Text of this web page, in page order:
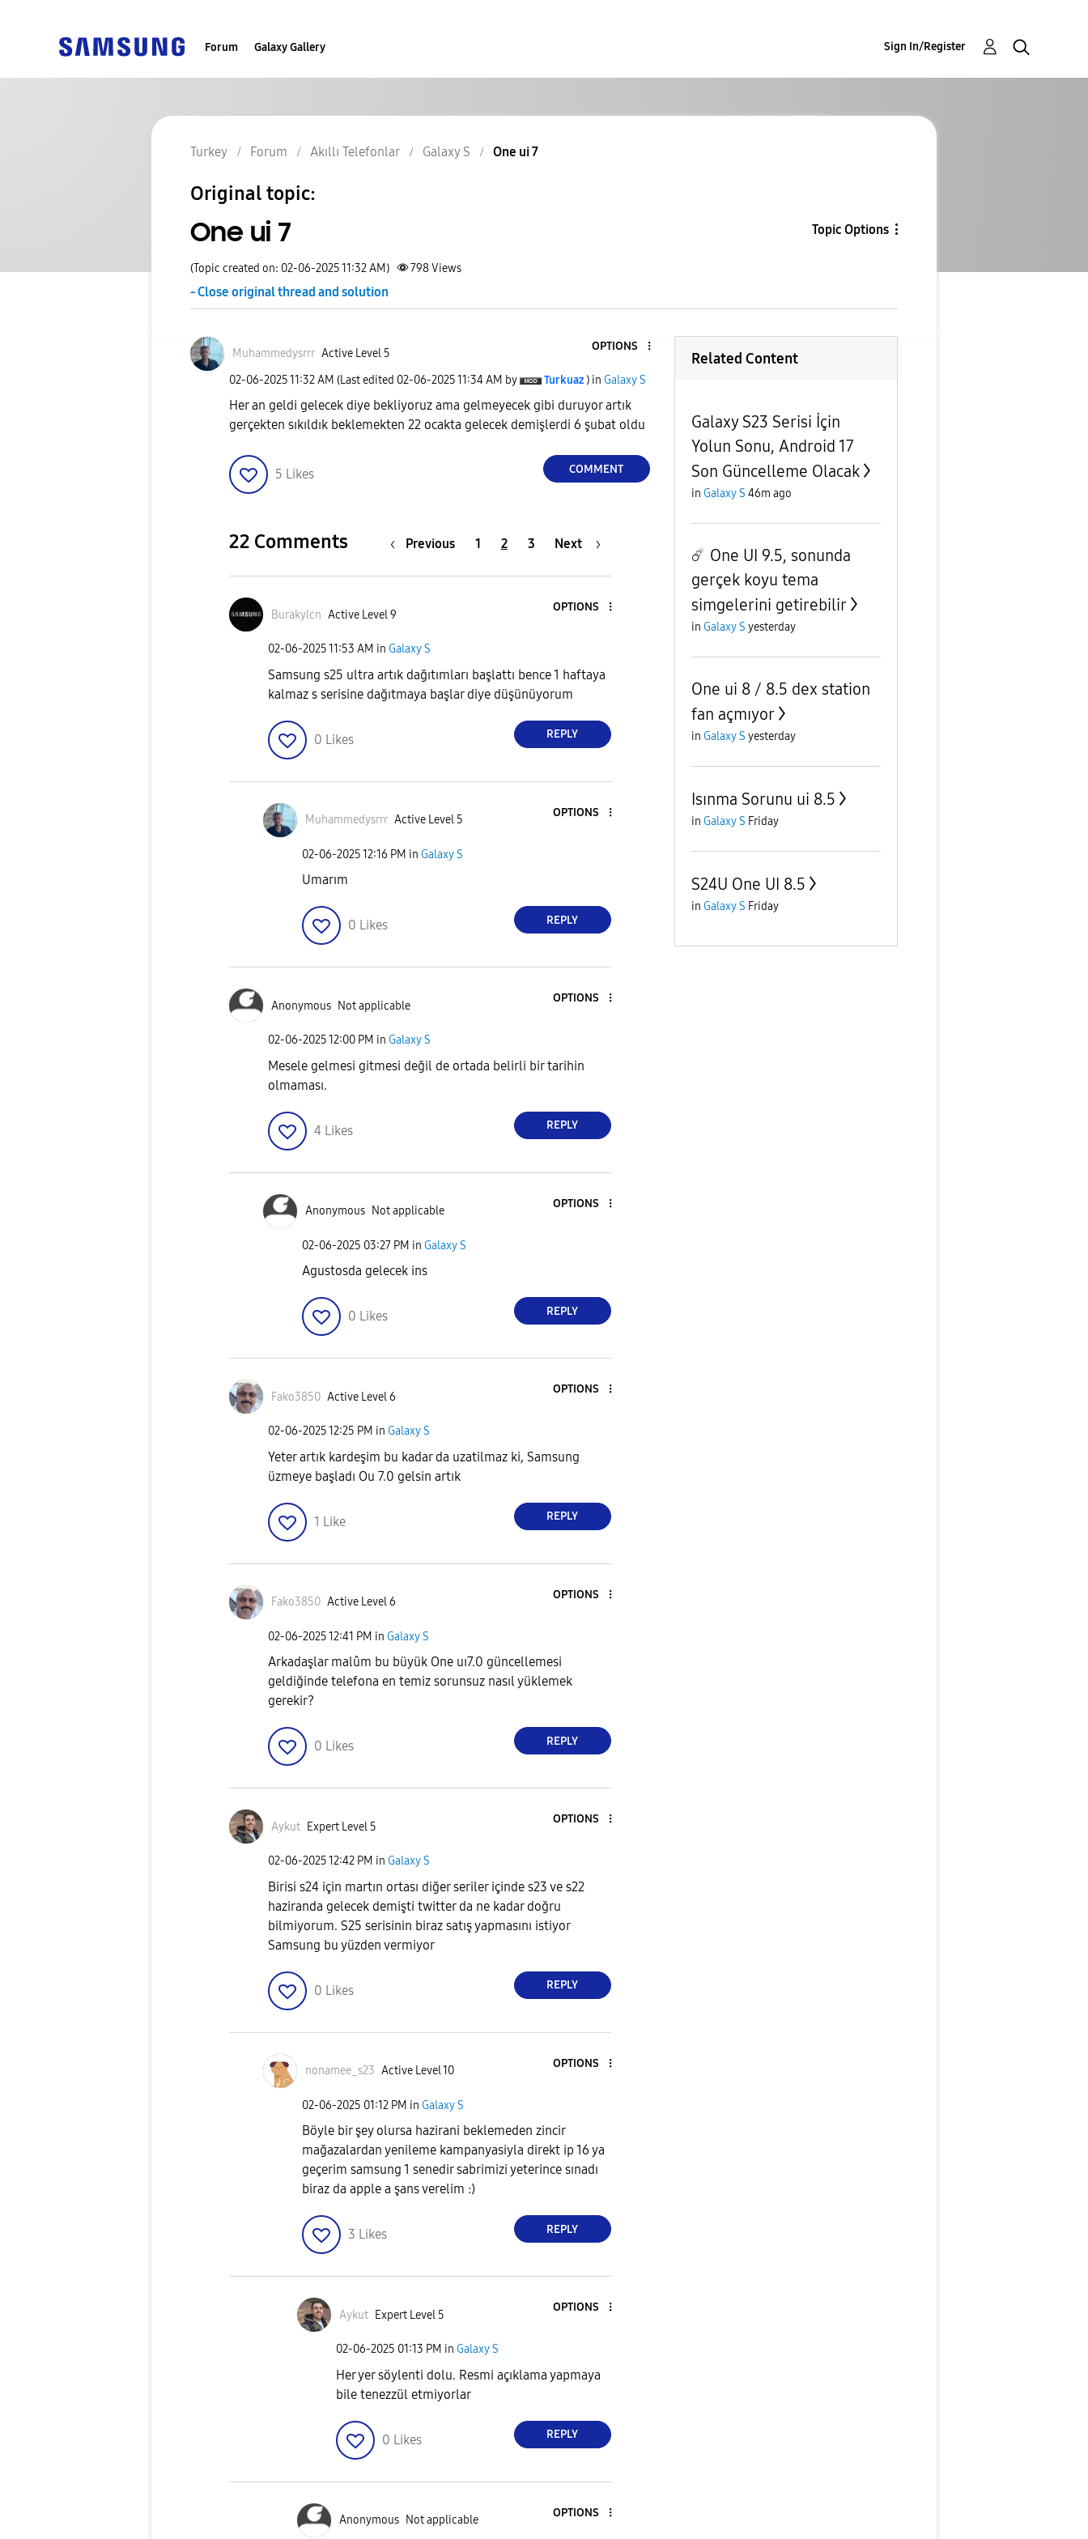
Forum Galaxy Gallery Sign In/Register
Turkey Forum Akıllı Telefonlar Galaxy S One ui 7
Original topic:
One ui 7 Topic Options
(Topic created on: 02-06-2025 11:32 AM) 798Views
- Close original thread and solution
Muhammedysrrr Active Level 5
OPTIONS
‎02-06-202511:32 AM (Last edited ‎02-06-202511:34 AM by Turkuaz ) in Galaxy S
Her an geldi gelecek diye bekliyoruz ama gelmeyecek gibi duruyor artık
gerçekten sıkıldık beklemekten 22 ocakta gelecek demişlerdi 6 şubat oldu
5 Likes COMMENT
22 Comments Previous 1 2 3 Next
Burakylcn Active Level 9
OPTIONS
‎02-06-202511:53 AM in Galaxy S
Samsung s25 ultra artık dağıtımları başlattı bence 1 haftaya
kalmaz s serisine dağıtmaya başlar diye düşünüyorum
0 Likes REPLY
Muhammedysrrr Active Level 5
OPTIONS
‎02-06-202512:16 PM in Galaxy S
Umarım
0 Likes REPLY
Anonymous Not applicable
OPTIONS
‎02-06-202512:00 PM in Galaxy S
Mesele gelmesi gitmesi değil de ortada belirli bir tarihin
olmaması.
4 Likes REPLY
Anonymous Not applicable
OPTIONS
‎02-06-2025 03:27 PM in Galaxy S
Agustosda gelecek ins
0 Likes REPLY
Fako3850 Active Level 6
OPTIONS
‎02-06-202512:25 PM in Galaxy S
Yeter artık kardeşim bu kadar da uzatilmaz ki, Samsung
üzmeye başladı Ou 7.0 gelsin artık
1 Like REPLY
Fako3850 Active Level 6
OPTIONS
‎02-06-202512:41 PM in Galaxy S
Arkadaşlar malûm bu büyük One uı7.0 güncellemesi
geldiğinde telefona en temiz sorunsuz nasıl yüklemek
gerekir?
0 Likes REPLY
Aykut Expert Level 5
OPTIONS
‎02-06-202512:42 PM in Galaxy S
Birisi s24 için martın ortası diğer seriler içinde s23 ve s22
haziranda gelecek demişti twitter da ne kadar doğru
bilmiyorum. S25 serisinin biraz satış yapmasını istiyor
Samsung bu yüzden vermiyor
0 Likes REPLY
nonamee_s23 Active Level 10
OPTIONS
‎02-06-2025 01:12 PM in Galaxy S
Böyle bir şey olursa hazirani beklemeden zincir
mağazalardan yenileme kampanyasiyla direkt ip 16 ya
geçerim samsung 1 senedir sabrimizi yeterince sınadı
biraz da apple a şans verelim :)
3 Likes REPLY
Aykut Expert Level 5
OPTIONS
‎02-06-2025 01:13 PM in Galaxy S
Her yer söylenti dolu. Resmi açıklama yapmaya
bile tenezzül etmiyorlar
0 Likes REPLY
Anonymous Not applicable
OPTIONS
Related Content
Galaxy S23 Serisi İçin
Yolun Sonu, Android 17
Son Güncelleme Olacak
in Galaxy S 46m ago
☄️ One UI 9.5, sonunda
gerçek koyu tema
simgelerini getirebilir
in Galaxy S yesterday
One ui 8 / 8.5 dex station
fan açmıyor
in Galaxy S yesterday
Isınma Sorunu ui 8.5
in Galaxy S Friday
S24U One UI 8.5
in Galaxy S Friday